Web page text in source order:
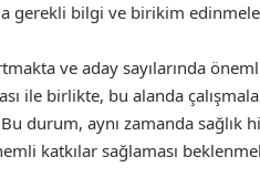
gerekli bilgi ve birikim
ve aday sayılarında
ile birlikte, bu alanda
durum, aynı zamanda sağlık
katkılar sağlaması